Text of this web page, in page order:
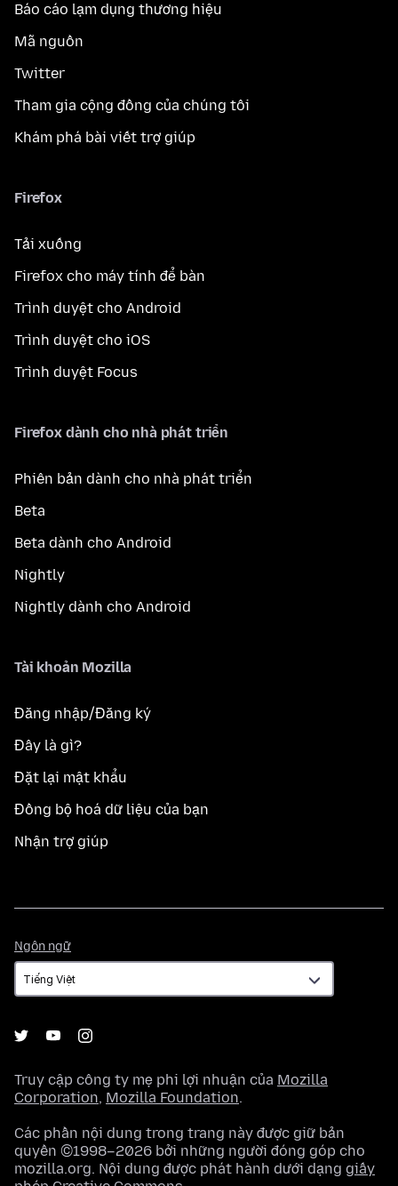
Báo cáo lạm dụng thương hiệu
Mã nguồn
Twitter
Tham gia cộng đồng của chúng tôi
Khám phá bài viết trợ giúp
Firefox
Tải xuống
Firefox cho máy tính để bàn
Trình duyệt cho Android
Trình duyệt cho iOS
Trình duyệt Focus
Firefox dành cho nhà phát triển
Phiên bản dành cho nhà phát triển
Beta
Beta dành cho Android
Nightly
Nightly dành cho Android
Tài khoản Mozilla
Đăng nhập/Đăng ký
Đây là gì?
Đặt lại mật khẩu
Đồng bộ hoá dữ liệu của bạn
Nhận trợ giúp
Ngôn ngữ
ngữ
Truy cập công ty mẹ phi lợi nhuận của Mozilla
Corporation, Mozilla Foundation.
Các phần nội dung trong trang này được giữ bản
quyền ©1998–2026 bởi những người đóng góp cho
mozilla.org. Nội dung được phát hành dưới dạng giấy